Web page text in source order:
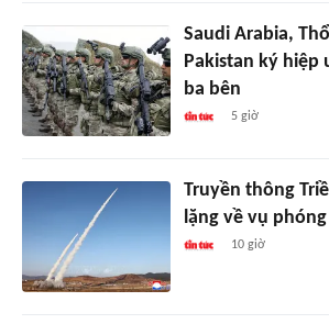
Saudi Arabia,
Pakistan ký hiệp
ba bên
5 giờ
Truyền thông
lặng về vụ
10 giờ